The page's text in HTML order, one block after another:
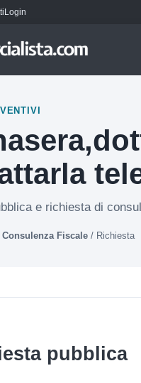
Login
e richiesta di
Consulenza Fiscale / Richiesta
pubblica